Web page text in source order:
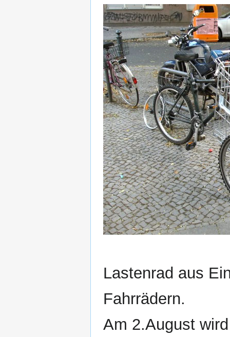
Lastenrad aus
Fahrrädern.
Am 2.August